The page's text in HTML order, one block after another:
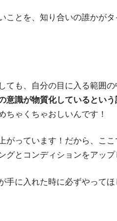
ことを、知り合いの誰かが
ても、自分の目に入る範囲
意識が物質化しているという
ちゃくちゃおしいんです！
がっています！だから、こ
とコンディションをアップ
手に入れた時に必ずやって